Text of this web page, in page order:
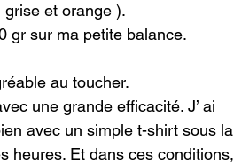
et orange ).
gr sur ma petite balance.
au toucher.
une grande efficacité. J’ ai
avec un simple t-shirt sous la
heures. Et dans ces conditions,